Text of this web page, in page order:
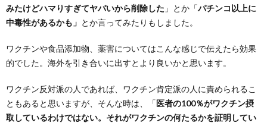
みたけどハマりすぎてヤバいから削除した 」とか「パチンコ以上に
中毒性があるかも」 とか言ってみたりもしました。
ワクチンや食品添加物、薬害についてはこんな感じで伝えたら効果
的でした。海外を引き合いに出すとより良いかと思います。
ワクチン反対派の人であれば、ワクチン肯定派の人に責められるこ
ともあると思いますが、そんな時は、「医者の100％がワクチン摂
取しているわけではない。それがワクチンの何たるかを証明してい